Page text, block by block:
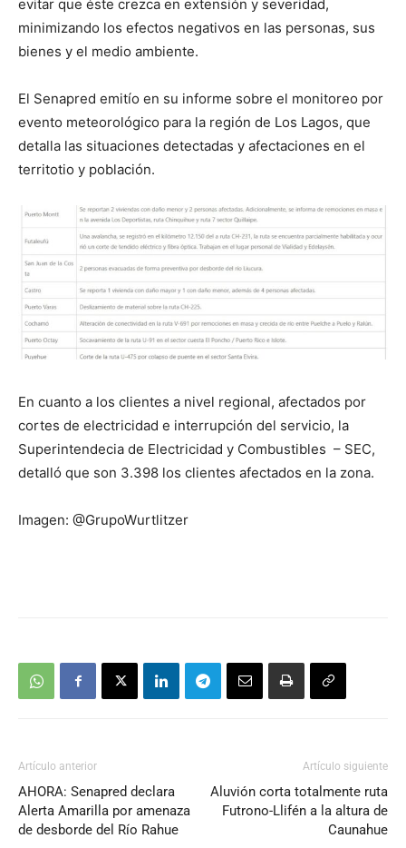
evitar que éste crezca en extensión y severidad,
minimizando los efectos negativos en las personas, sus
bienes y el medio ambiente.
El Senapred emitío en su informe sobre el monitoreo por
evento meteorológico para la región de Los Lagos, que
detalla las situaciones detectadas y afectaciones en el
territotio y población.
En cuanto a los clientes a nivel regional, afectados por
cortes de electricidad e interrupción del servicio, la
Superintendecia de Electricidad y Combustibles – SEC,
detalló que son 3.398 los clientes afectados en la zona.
Imagen: @GrupoWurtlitzer
Artículo anterior
AHORA: Senapred declara
Alerta Amarilla por amenaza
de desborde del Río Rahue
Artículo siguiente
Aluvión corta totalmente ruta
Futrono-Llifén a la altura de
Caunahue